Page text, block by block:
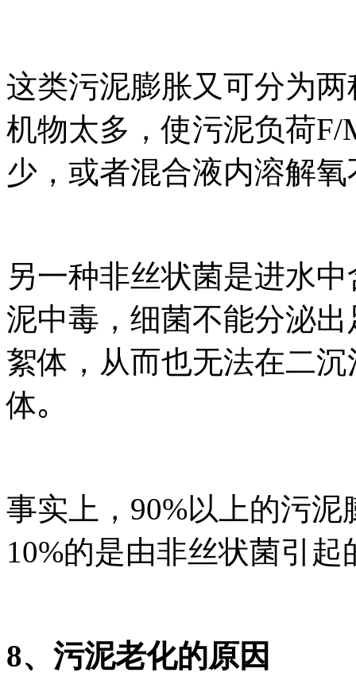
这类污泥膨胀又可分为
机物太多，使污泥负荷
少，或者混合液内溶解氧
另一种非丝状菌是进水
泥中毒，细菌不能分泌
絮体，从而也无法在二
体｡
事实上，90%以上的污
10%的是由非丝状菌引起
8、污泥老化的原因